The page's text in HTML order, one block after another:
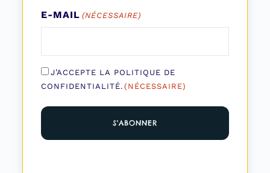
E-MAIL (NÉCESSAIRE)
RGPD
(Nécessaire)
J’ACCEPTE LA POLITIQUE DE
CONFIDENTIALITÉ. (NÉCESSAIRE)